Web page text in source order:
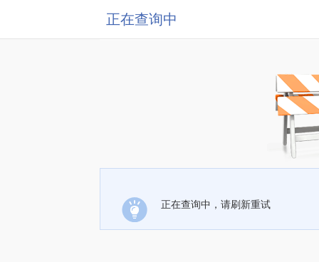
正在查询中
正在查询中，请刷新重试